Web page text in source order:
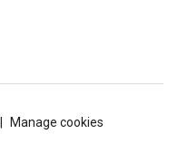
Manage cookies